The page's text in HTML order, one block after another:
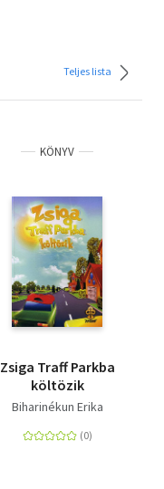
Teljes lista
KÖNYV
Zsiga Traff Parkba
költözik
Biharinékun Erika